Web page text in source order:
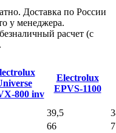
Доставка по России
у менеджера.
расчет (с
800 inv
Electrolux
EPVS-1100
39,5
66